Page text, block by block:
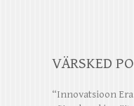
VÄRSKED
“Innovatsioon